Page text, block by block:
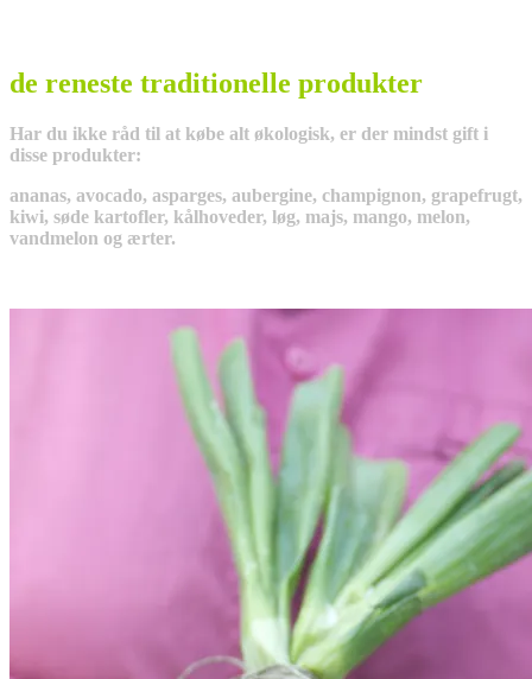
de reneste traditionelle produkter
Har du ikke råd til at købe alt økologisk, er der mindst gift i
disse produkter:
ananas, avocado, asparges, aubergine, champignon, grapefrugt,
kiwi, søde kartofler, kålhoveder, løg, majs, mango, melon,
vandmelon og ærter.